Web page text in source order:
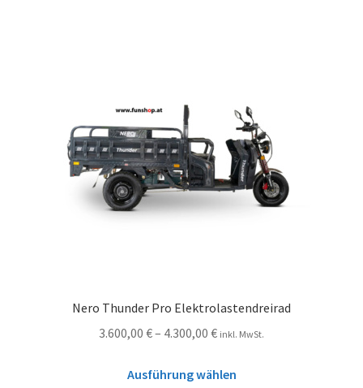
Nero Thunder Pro Elektrolastendreirad
3.600,00 €– 4.300,00 € inkl. MwSt.
Ausführung wählen